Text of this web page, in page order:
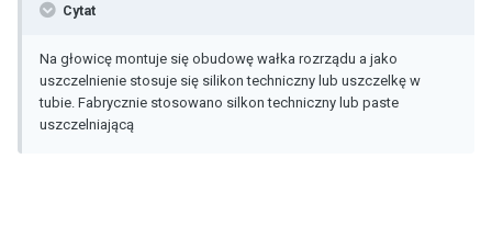
Cytat
Na głowicę montuje się obudowę wałka rozrządu a jako
uszczelnienie stosuje się silikon techniczny lub uszczelkę w
tubie. Fabrycznie stosowano silkon techniczny lub paste
uszczelniającą